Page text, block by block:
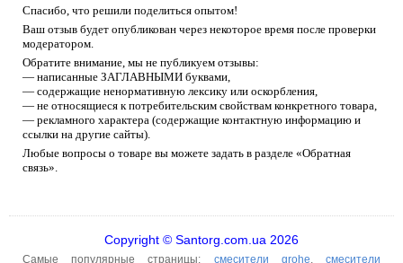
Спасибо, что решили поделиться опытом!
Ваш отзыв будет опубликован через некоторое время после проверки
модератором.
Обратите внимание, мы не публикуем отзывы:
— написанные ЗАГЛАВНЫМИ буквами,
— содержащие ненормативную лексику или оскорбления,
— не относящиеся к потребительским свойствам конкретного товара,
— рекламного характера (содержащие контактную информацию и
ссылки на другие сайты).
Любые вопросы о товаре вы можете задать в разделе «Обратная
связь».
Copyright © Santorg.com.ua 2026
Самые популярные страницы: смесители grohe,смесители